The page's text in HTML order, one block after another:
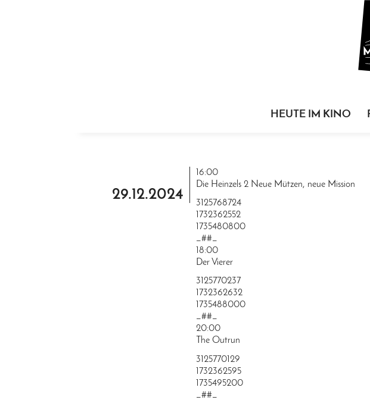
HEUTE IM KINO
29.12.2024
16:00
Die Heinzels 2 Neue Mützen, neue Mission
3125768724
1732362552
1735480800
_##_
18:00
Der Vierer
3125770237
1732362632
1735488000
_##_
20:00
The Outrun
3125770129
1732362595
1735495200
_##_